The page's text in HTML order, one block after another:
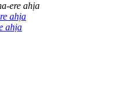
ere ahịa
ahịa
ahịa